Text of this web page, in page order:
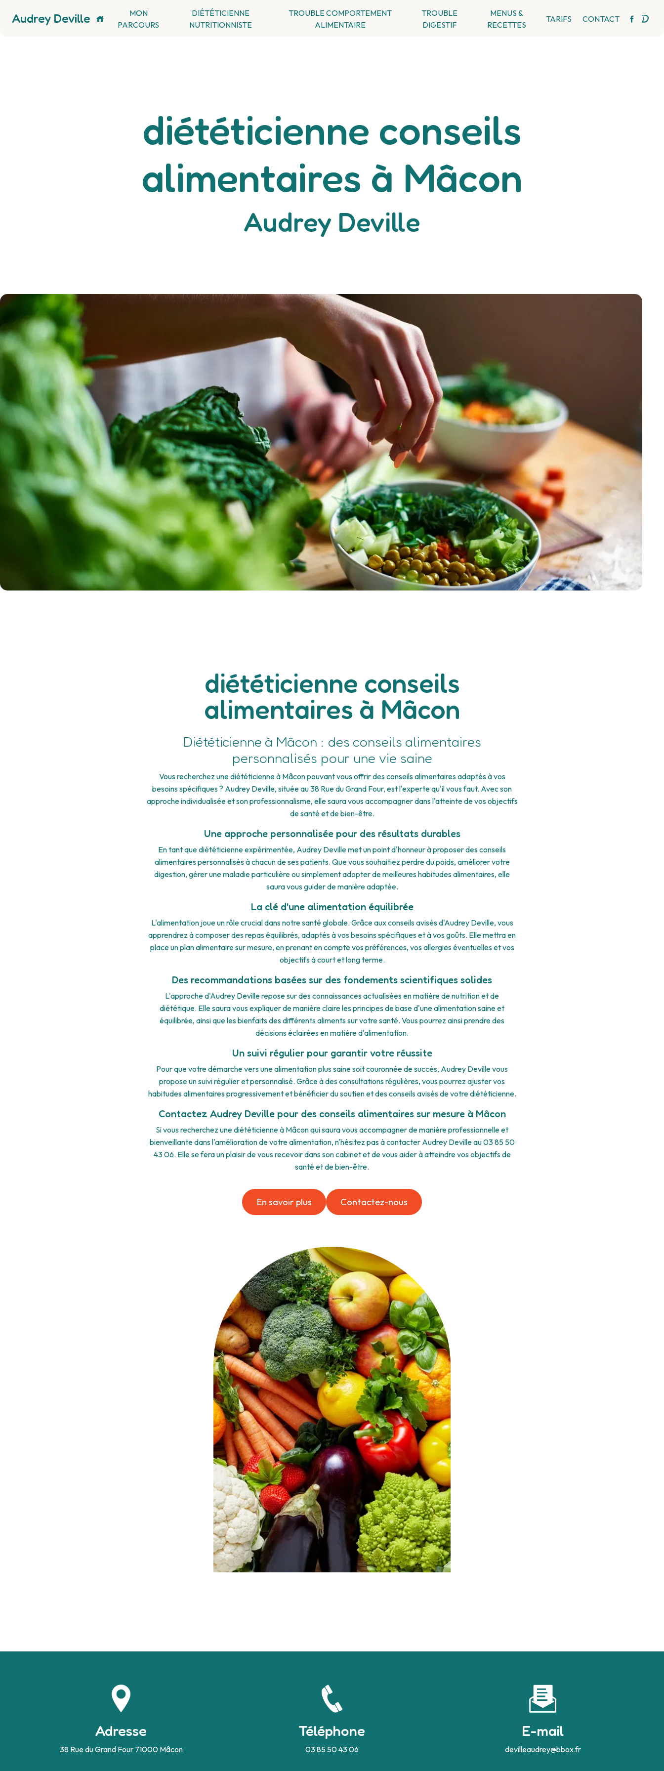
Audrey Deville
MON
PARCOURS
DIÉTÉTICIENNE
NUTRITIONNISTE
TROUBLE COMPORTEMENT
ALIMENTAIRE
TROUBLE
DIGESTIF
MENUS &
RECETTES
TARIFS CONTACT
diététicienne conseils
alimentaires à Mâcon
Audrey Deville
diététicienne conseils
alimentaires à Mâcon
Diététicienne à Mâcon : des conseils alimentaires
personnalisés pour une vie saine
Vous recherchez une diététicienne à Mâcon pouvant vous offrir des conseils alimentaires adaptés à vos
besoins spécifiques ? Audrey Deville, située au 38 Rue du Grand Four, est l'experte qu'il vous faut. Avec son
approche individualisée et son professionnalisme, elle saura vous accompagner dans l'atteinte de vos objectifs
de santé et de bien-être.
Une approche personnalisée pour des résultats durables
En tant que diététicienne expérimentée, Audrey Deville met un point d'honneur à proposer des conseils
alimentaires personnalisés à chacun de ses patients. Que vous souhaitiez perdre du poids, améliorer votre
digestion, gérer une maladie particulière ou simplement adopter de meilleures habitudes alimentaires, elle
saura vous guider de manière adaptée.
La clé d'une alimentation équilibrée
L'alimentation joue un rôle crucial dans notre santé globale. Grâce aux conseils avisés d'Audrey Deville, vous
apprendrez à composer des repas équilibrés, adaptés à vos besoins spécifiques et à vos goûts. Elle mettra en
place un plan alimentaire sur mesure, en prenant en compte vos préférences, vos allergies éventuelles et vos
objectifs à court et long terme.
Des recommandations basées sur des fondements scientifiques solides
L'approche d'Audrey Deville repose sur des connaissances actualisées en matière de nutrition et de
diététique. Elle saura vous expliquer de manière claire les principes de base d'une alimentation saine et
équilibrée, ainsi que les bienfaits des différents aliments sur votre santé. Vous pourrez ainsi prendre des
décisions éclairées en matière d'alimentation.
Un suivi régulier pour garantir votre réussite
Pour que votre démarche vers une alimentation plus saine soit couronnée de succès, Audrey Deville vous
propose un suivi régulier et personnalisé. Grâce à des consultations régulières, vous pourrez ajuster vos
habitudes alimentaires progressivement et bénéficier du soutien et des conseils avisés de votre diététicienne.
Contactez Audrey Deville pour des conseils alimentaires sur mesure à Mâcon
Si vous recherchez une diététicienne à Mâcon qui saura vous accompagner de manière professionnelle et
bienveillante dans l'amélioration de votre alimentation, n'hésitez pas à contacter Audrey Deville au 03 85 50
43 06. Elle se fera un plaisir de vous recevoir dans son cabinet et de vous aider à atteindre vos objectifs de
santé et de bien-être.
En savoir plus Contactez-nous
Adresse
38 Rue du Grand Four 71000 Mâcon
Téléphone
03 85 50 43 06
E-mail
devilleaudrey@bbox.fr